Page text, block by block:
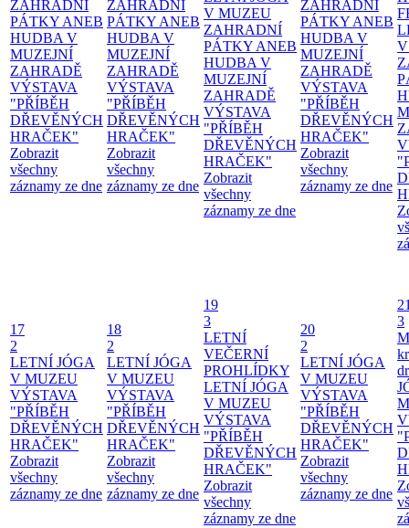
ZAHRADNÍ
PÁTKY ANEB
HUDBA V
MUZEJNÍ
ZAHRADĚ
VÝSTAVA
"PŘÍBĚH
DŘEVĚNÝCH
HRAČEK"
Zobrazit
všechny
záznamy ze dne
ZAHRADNÍ
PÁTKY ANEB
HUDBA V
MUZEJNÍ
ZAHRADĚ
VÝSTAVA
"PŘÍBĚH
DŘEVĚNÝCH
HRAČEK"
Zobrazit
všechny
záznamy ze dne
V MUZEU
ZAHRADNÍ
PÁTKY ANEB
HUDBA V
MUZEJNÍ
ZAHRADĚ
VÝSTAVA
"PŘÍBĚH
DŘEVĚNÝCH
HRAČEK"
Zobrazit
všechny
záznamy ze dne
ZAHRADNÍ
PÁTKY ANEB
HUDBA V
MUZEJNÍ
ZAHRADĚ
VÝSTAVA
"PŘÍBĚH
DŘEVĚNÝCH
HRAČEK"
Zobrazit
všechny
záznamy ze dne
17
2
LETNÍ JÓGA
V MUZEU
VÝSTAVA
"PŘÍBĚH
DŘEVĚNÝCH
HRAČEK"
Zobrazit
všechny
záznamy ze dne
18
2
LETNÍ JÓGA
V MUZEU
VÝSTAVA
"PŘÍBĚH
DŘEVĚNÝCH
HRAČEK"
Zobrazit
všechny
záznamy ze dne
19
3
LETNÍ
VEČERNÍ
PROHLÍDKY
LETNÍ JÓGA
V MUZEU
VÝSTAVA
"PŘÍBĚH
DŘEVĚNÝCH
HRAČEK"
Zobrazit
všechny
záznamy ze dne
20
2
LETNÍ JÓGA
V MUZEU
VÝSTAVA
"PŘÍBĚH
DŘEVĚNÝCH
HRAČEK"
Zobrazit
všechny
záznamy ze dne
3